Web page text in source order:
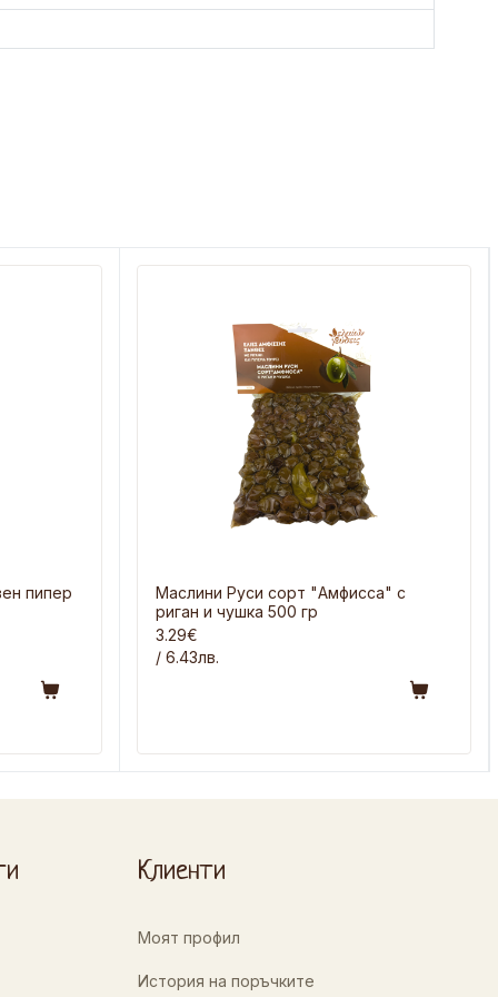
пипер
Маслини Руси сорт "Амфисса" с
риган и чушка 500 гр
3.29€
/ 6.43лв.
Клиенти
Моят профил
История на поръчките